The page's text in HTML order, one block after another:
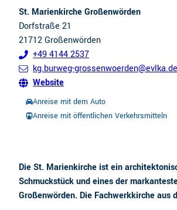
Die St. Marienkirche ist ein
Schmuckstück und eines der
Großenwörden. Die Fachwerkkirche aus
St. Marienkirche Großenwörden
Dorfstraße 21
21712Großenwörden
+49 4144 2537
kg.burweg-grossenwoerden@evlka.de
Website
Anreise mit dem Auto
Anreise mit öffentlichen Verkehrsmitteln